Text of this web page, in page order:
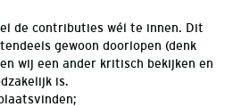
de contributies wél te innen. Dit
gewoon doorlopen (denk
wij een ander kritisch bekijken en
is.